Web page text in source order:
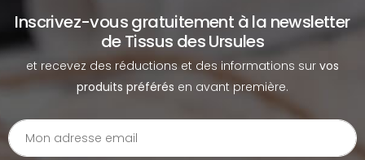
Inscrivez-vous gratuitement à la newsletter
de Tissus des Ursules
et recevez des réductions et des informations sur vos
produits préférés en avant première.